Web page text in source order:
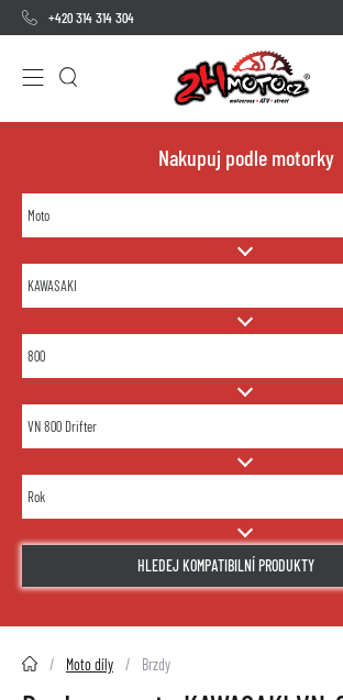
+420 314 314 304
Nakupuj podle motorky
HLEDEJ KOMPATIBILNÍ PRODUKTY
2HMOTO.cz Moto díly Brzdy